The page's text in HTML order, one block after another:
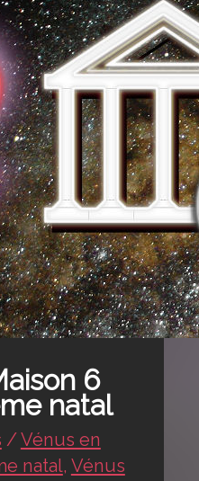
6
natal
/Vénus en
natal, Vénus